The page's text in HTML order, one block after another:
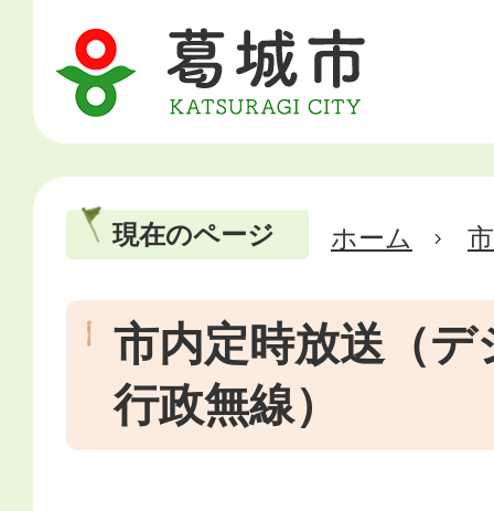
現在のページ ホーム
市内定時放送（デ
行政無線）